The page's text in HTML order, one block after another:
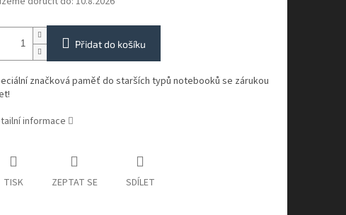
Přidat do košíku
značková paměť do starších typů notebooků se zárukou
informace
TISK ZEPTAT SE SDÍLET